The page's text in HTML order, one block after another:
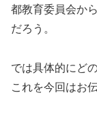
都教育委員会か
だろう。
では具体的にど
これを今回はお